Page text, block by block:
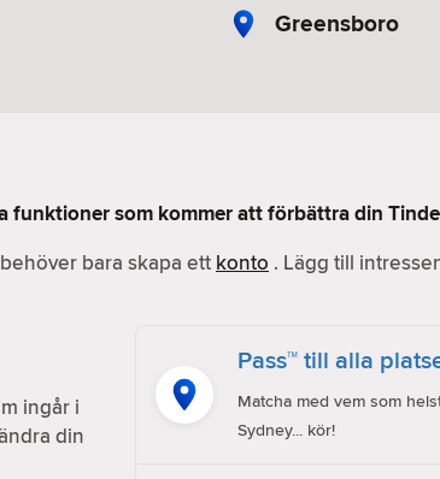
Greensboro
funktioner som kommer att förbättra din
bara skapa ett konto . Lägg till
ingår i
din
Pass™ till alla
Matcha med vem som
Sydney... kör!